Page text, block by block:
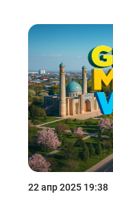
22 апр 2025 19:38